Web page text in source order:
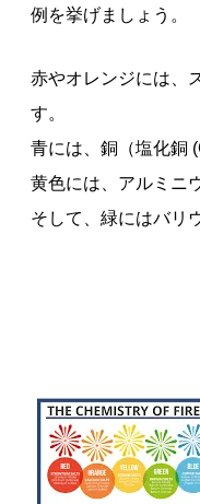
例を挙げましょう。
赤やオレンジには、
す。
青には、銅（塩化銅
黄色には、アルミニ
そして、緑にはバリ